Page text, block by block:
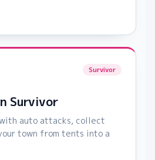
Survivor
Survivor
auto attacks, collect
town from tents into a